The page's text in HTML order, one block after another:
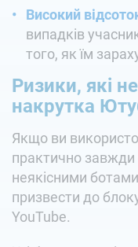
Високий
випадків
того, як їм
Ризики, які
накрутка
Якщо ви
практично завжди
неякісними
призвести до
YouTube.